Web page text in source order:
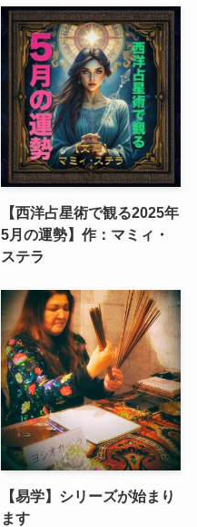
【西洋占星術で観る2025年
5月の運勢】作：マミィ・
ステラ
【易学】シリーズが始まり
ます